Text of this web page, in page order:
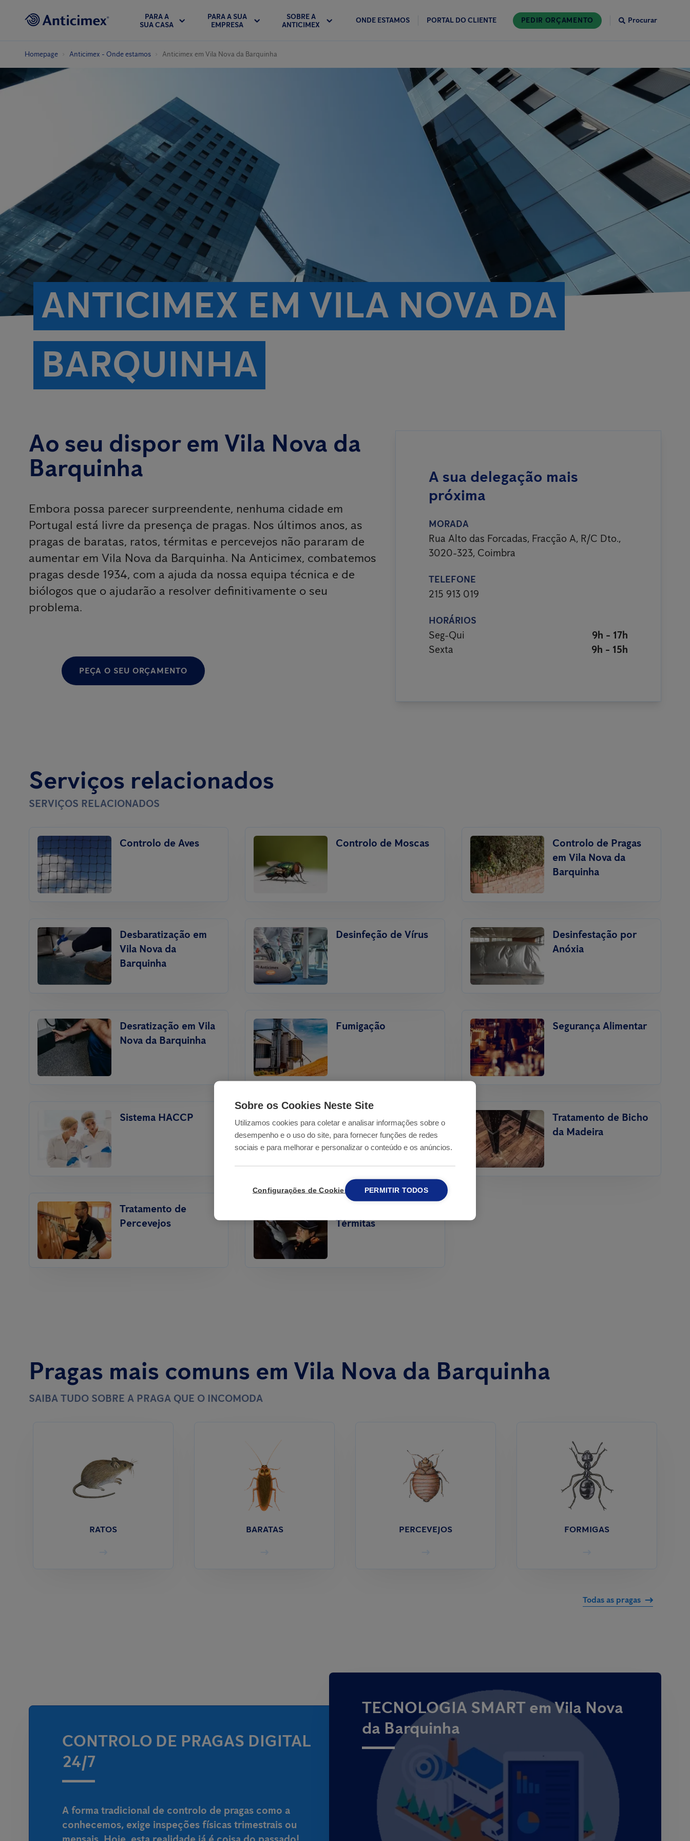
PARA A
SUA CASA
PARA A SUA
EMPRESA
SOBRE A
ANTICIMEX
ONDE ESTAMOS PORTAL DO CLIENTE PEDIR ORÇAMENTO Procurar
Homepage Anticimex - Onde estamos Anticimex em Vila Nova da Barquinha
ANTICIMEX EM VILA NOVA DA
BARQUINHA
Ao seu dispor em Vila Nova da
Barquinha
Embora possa parecer surpreendente, nenhuma cidade em
Portugal está livre da presença de pragas. Nos últimos anos, as
pragas de baratas, ratos, térmitas e percevejos não pararam de
aumentar em Vila Nova da Barquinha. Na Anticimex, combatemos
pragas desde 1934, com a ajuda da nossa equipa técnica e de
biólogos que o ajudarão a resolver definitivamente o seu
problema.
PEÇA O SEU ORÇAMENTO
A sua delegação mais
próxima
MORADA
Rua Alto das Forcadas, Fracção A, R/C Dto.,
3020-323, Coimbra
TELEFONE
215 913 019
HORÁRIOS
Seg-Qui
9h - 17h
Sexta
9h - 15h
Serviços relacionados
SERVIÇOS RELACIONADOS
Controlo de Aves Controlo de Moscas
Controlo de Pragas
em Vila Nova da
Barquinha
Desbaratização em
Vila Nova da
Barquinha
Desinfeção de Vírus
Desinfestação por
Anóxia
Desratização em Vila
Nova da Barquinha
Fumigação Segurança Alimentar
Sistema HACCP
Tratamento da
Lagarta do Pinheiro
Tratamento de Bicho
da Madeira
Tratamento de
Percevejos
Térmitas
Pragas mais comuns em Vila Nova da Barquinha
SAIBA TUDO SOBRE A PRAGA QUE O INCOMODA
RATOS BARATAS PERCEVEJOS FORMIGAS
Todas as pragas
CONTROLO DE PRAGAS DIGITAL
24/7
A forma tradicional de controlo de pragas como a
conhecemos, exige inspeções físicas trimestrais ou
TECNOLOGIA SMART em Vila Nova
da Barquinha
Sobre os Cookies Neste Site
Utilizamos cookies para coletar e analisar informações sobre o
desempenho e o uso do site, para fornecer funções de redes
sociais e para melhorar e personalizar o conteúdo e os anúncios.
Configurações de Cookies PERMITIR TODOS